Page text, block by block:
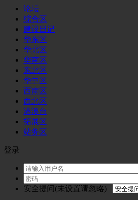
论坛
综合区
建设日记
华东区
华北区
华南区
东北区
华中区
西南区
西北区
港澳台
拓展区
站务区
登录
安全提问(未设置请忽略)